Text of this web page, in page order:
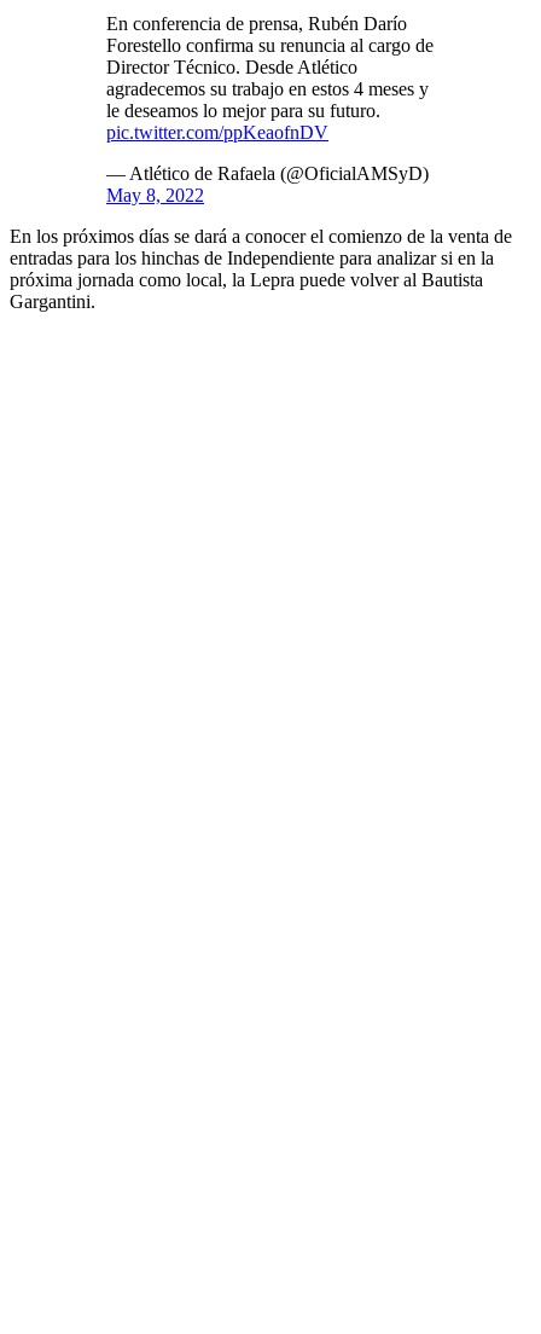
En conferencia de prensa, Rubén Darío
Forestello confirma su renuncia al cargo de
Director Técnico. Desde Atlético
agradecemos su trabajo en estos 4 meses y
le deseamos lo mejor para su futuro.
pic.twitter.com/ppKeaofnDV
— Atlético de Rafaela (@OficialAMSyD)
May 8, 2022
En los próximos días se dará a conocer el comienzo de la venta de
entradas para los hinchas de Independiente para analizar si en la
próxima jornada como local, la Lepra puede volver al Bautista
Gargantini.